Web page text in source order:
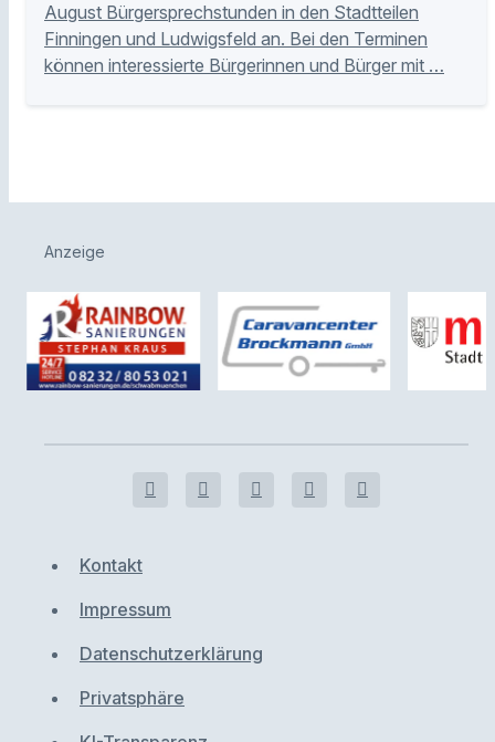
August Bürgersprechstunden in den Stadtteilen
Finningen und Ludwigsfeld an. Bei den Terminen
können interessierte Bürgerinnen und Bürger mit …
Anzeige
Kontakt
Impressum
Datenschutzerklärung
Privatsphäre